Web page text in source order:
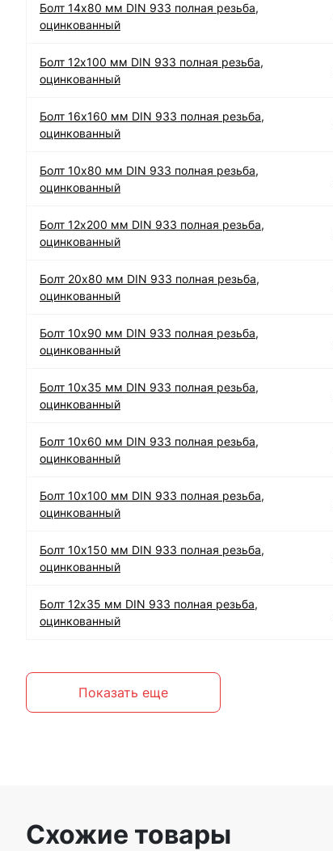
Болт 14х80 мм DIN 933 полная резьба,
оцинкованный
Болт 12х100 мм DIN 933 полная резьба,
оцинкованный
Болт 16х160 мм DIN 933 полная резьба,
оцинкованный
Болт 10х80 мм DIN 933 полная резьба,
оцинкованный
Болт 12х200 мм DIN 933 полная резьба,
оцинкованный
Болт 20х80 мм DIN 933 полная резьба,
оцинкованный
Болт 10х90 мм DIN 933 полная резьба,
оцинкованный
Болт 10х35 мм DIN 933 полная резьба,
оцинкованный
Болт 10х60 мм DIN 933 полная резьба,
оцинкованный
Болт 10х100 мм DIN 933 полная резьба,
оцинкованный
Болт 10х150 мм DIN 933 полная резьба,
оцинкованный
Болт 12х35 мм DIN 933 полная резьба,
оцинкованный
Показать еще
Схожие товары